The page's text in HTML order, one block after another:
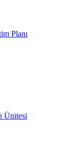
Planı
Ünitesi